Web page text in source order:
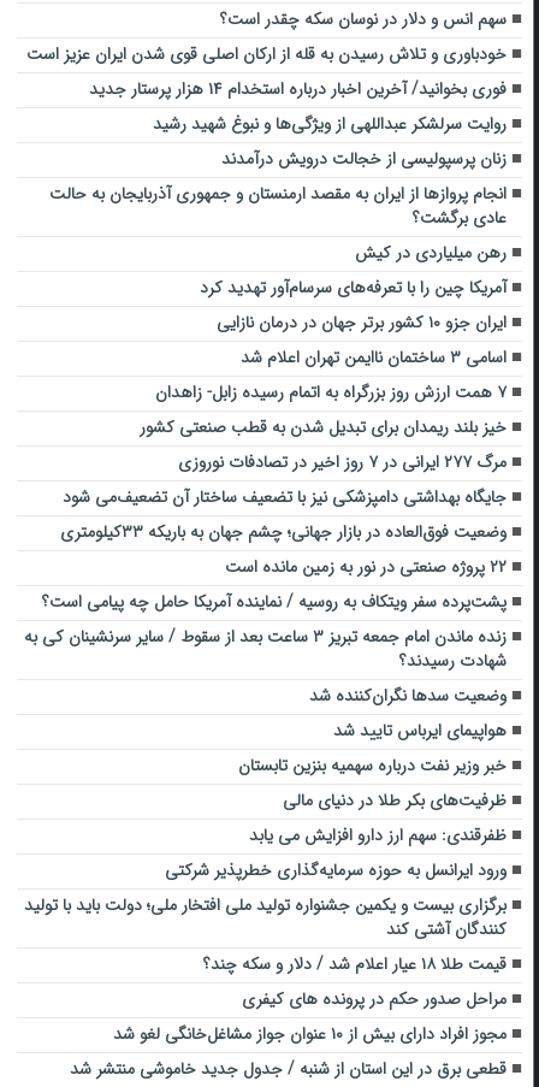
سهم انس و‌ دلار در نوسان سکه چقدر است؟
خودباوری و تلاش رسیدن به قله‌ از ارکان اصلی قوی شدن ایران عزیز است
فوری بخوانید/ آخرین اخبار درباره استخدام ۱۴ هزار پرستار جدید
روایت سرلشکر عبداللهی از ویژگی‌ها و نبوغ شهید رشید
زنان پرسپولیسی از خجالت درویش درآمدند
انجام پروازها از ایران به مقصد ارمنستان و جمهوری آذربایجان به حالت
عادی برگشت؟
رهن میلیاردی در کیش
آمریکا چین را با تعرفه‌های سرسام‌آور تهدید کرد
ایران جزو ۱۰ کشور برتر جهان در درمان نازایی
اسامی ۳ ساختمان‌ ناایمن تهران اعلام شد
۷ همت ارزش روز بزرگراه به اتمام رسیده زابل- زاهدان
خیز بلند ریمدان برای تبدیل شدن به قطب صنعتی کشور
مرگ ۲۷۷ ایرانی در ۷ روز اخیر در تصادفات نوروزی
جایگاه بهداشتی دامپزشکی نیز با تضعیف ساختار آن تضعیف‌می شود
وضعیت فوق‌العاده در بازار جهانی؛ چشم جهان به باریکه ۳۳کیلومتری
۲۲ پروژه صنعتی در نور به زمین مانده است
پشت‌پرده سفر ویتکاف به روسیه / نماینده آمریکا حامل چه پیامی است؟
زنده ماندن امام جمعه تبریز ۳ ساعت بعد از سقوط / سایر سرنشینان کی به
شهادت رسیدند؟
وضعیت سدها نگران‌کننده شد
هواپیمای ایرباس تایید شد
خبر وزیر نفت درباره سهمیه بنزین تابستان
ظرفیت‌های بکر طلا در دنیای مالی
ظفرقندی: سهم ارز دارو افزایش می یابد
ورود ایرانسل به حوزه سرمایه‌گذاری خطرپذیر شرکتی
برگزاری بیست و یکمین جشنواره تولید ملی افتخار ملی؛ دولت باید با تولید
کنندگان آشتی کند
قیمت طلا ۱۸ عیار اعلام شد / دلار و سکه چند؟
مراحل صدور حکم در پرونده های کیفری
مجوز افراد دارای بیش از ۱۰ عنوان جواز مشاغل‌خانگی لغو شد
قطعی برق در این استان از شنبه / جدول جدید خاموشی منتشر شد